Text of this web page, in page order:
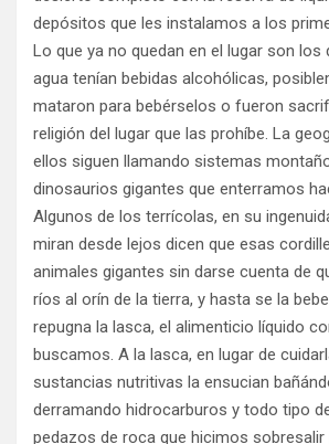
depósitos que les instalamos a los
Lo que ya no quedan en el lugar son los
agua tenían bebidas alcohólicas,
mataron para bebérselos o fueron
religión del lugar que las prohíbe. La
ellos siguen llamando sistemas
dinosaurios gigantes que enterramos
Algunos de los terrícolas, en su
miran desde lejos dicen que esas
animales gigantes sin darse cuenta de
ríos al orín de la tierra, y hasta se la
repugna la lasca, el alimenticio líquido
buscamos. A la lasca, en lugar de
sustancias nutritivas la ensucian
derramando hidrocarburos y todo tipo
pedazos de roca que hicimos sobresalir